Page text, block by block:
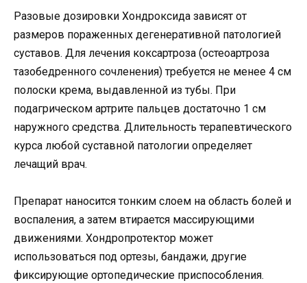
Разовые дозировки Хондроксида зависят от
размеров пораженных дегенеративной патологией
суставов. Для лечения коксартроза (остеоартроза
тазобедренного сочленения) требуется не менее 4 см
полоски крема, выдавленной из тубы. При
подагрическом артрите пальцев достаточно 1 см
наружного средства. Длительность терапевтического
курса любой суставной патологии определяет
лечащий врач.
Препарат наносится тонким слоем на область болей и
воспаления, а затем втирается массирующими
движениями. Хондропротектор может
использоваться под ортезы, бандажи, другие
фиксирующие ортопедические приспособления.